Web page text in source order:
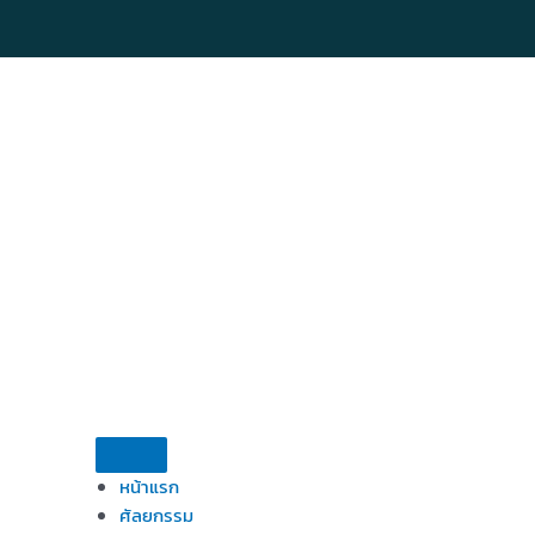
หน้าแรก
ศัลยกรรม